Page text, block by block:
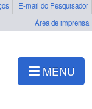
E-mail do Pesquisador
Área de imprensa
MENU